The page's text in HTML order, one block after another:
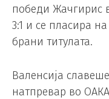
победи Жачгирис
3:1 и се пласира
брани титулата.
Валенсија
натпревар во